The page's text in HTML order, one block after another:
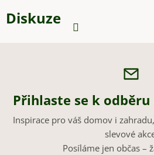
Diskuze
Přihlaste se k
Inspirace pro váš domov i
slevové
Posíláme jen občas –